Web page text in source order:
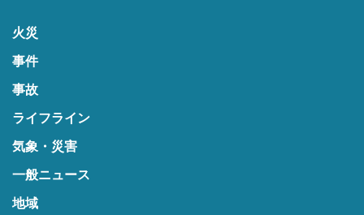
火災
事件
事故
ライフライン
気象・災害
一般ニュース
地域